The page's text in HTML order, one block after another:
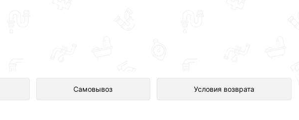
Самовывоз Условия возврата
магазине Сантехника по отличной